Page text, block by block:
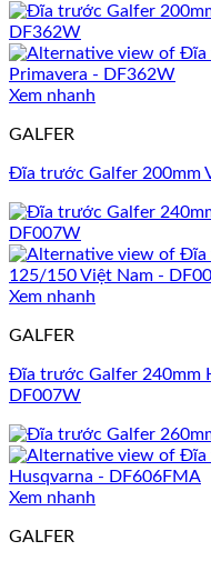
Xem nhanh
GALFER
Đĩa trước Galfer 200mm
Xem nhanh
GALFER
Đĩa trước Galfer 240mm
DF007W
Xem nhanh
GALFER